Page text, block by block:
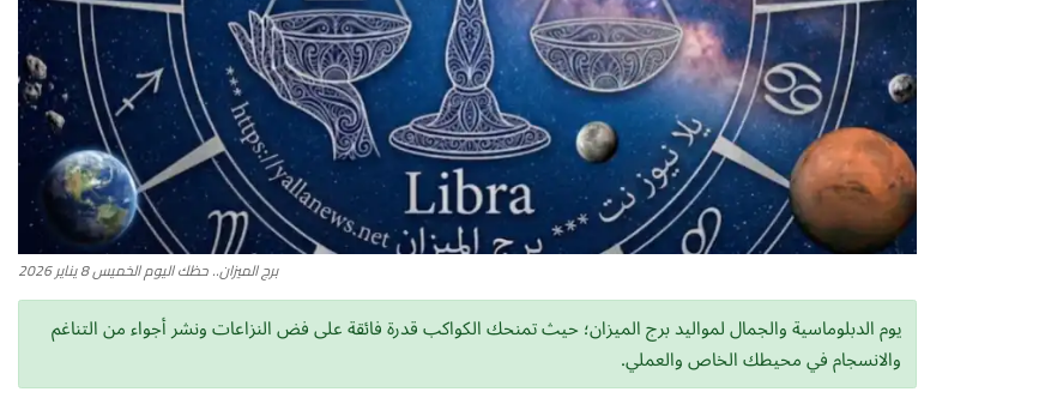
برج الميزان.. حظك اليوم الخميس 8 يناير 2026
يوم الدبلوماسية والجمال لمواليد برج الميزان؛ حيث تمنحك الكواكب قدرة فائقة على فض النزاعات ونشر أجواء من التناغم
والانسجام في محيطك الخاص والعملي.